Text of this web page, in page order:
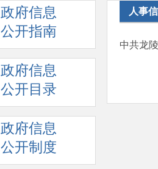
政府信息
公开指南
政府信息
公开目录
政府信息
公开制度
人事
中共龙